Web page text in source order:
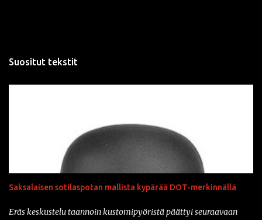
Suositut tekstit
Saksalaisen sotilaspotan mallista kypärää DOT-merkinnällä
Eräs keskustelu taannoin kustomipyöristä päättyi seuraavaan